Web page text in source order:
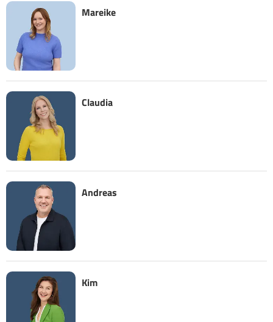
Mareike
Claudia
Andreas
Kim